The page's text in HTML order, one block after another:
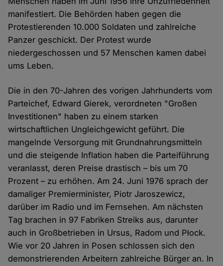
manifestiert. Die Behörden haben gegen die
Protestierenden 10.000 Soldaten und zahlreiche
Panzer geschickt. Der Protest wurde
niedergeschossen und 57 Menschen kamen dabei
ums Leben.
Die in den 70-Jahren des vorigen Jahrhunderts vom
Parteichef, Edward Gierek, verordneten "Großen
Investitionen" haben zu einem starken
wirtschaftlichen Ungleichgewicht geführt. Die
mangelnde Versorgung mit Grundnahrungsmitteln
und die steigende Inflation haben die Parteiführung
veranlasst, deren Preise drastisch – bis um 70
Prozent – zu erhöhen. Am 24. Juni 1976 sprach der
damaliger Premierminister, Piotr Jaroszewicz,
darüber im Radio und im Fernsehen. Am nächsten
Tag brachen in 97 Fabriken Streiks aus, darunter
auch in Großbetrieben in Ursus, Radom und Płock.
Wie vor 20 Jahren in Posen schlossen sich den
demonstrierenden Arbeitern zahlreiche Bürger an. In